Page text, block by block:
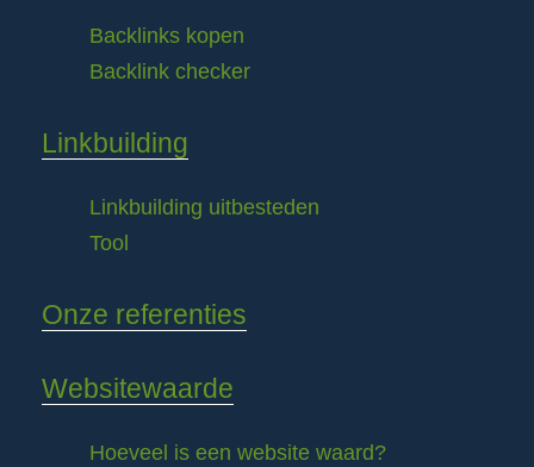
Backlinks kopen
Backlink checker
Linkbuilding
Linkbuilding uitbesteden
Tool
Onze referenties
Websitewaarde
Hoeveel is een website waard?